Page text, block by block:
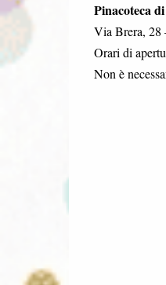
Pinacoteca
Via Brera, 28
Orari di
Non è